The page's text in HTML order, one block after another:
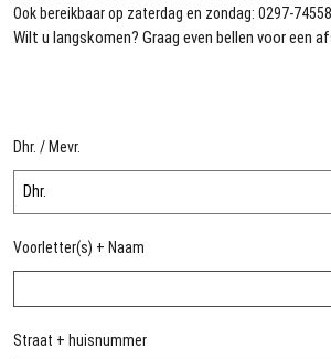
Ook bereikbaar op zaterdag en zondag: 0297-
Wilt u langskomen? Graag even bellen voor een
Dhr. / Mevr.
Dhr.
Voorletter(s) + Naam
Straat + huisnummer